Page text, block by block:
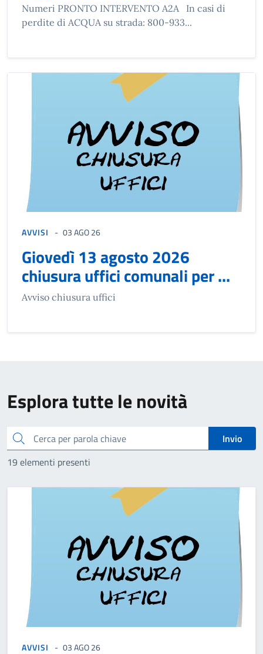
Numeri PRONTO INTERVENTO A2A In casi di
perdite di ACQUA su strada: 800-933...
AVVISI 03 AGO 26
Giovedì 13 agosto 2026
chiusura uffici comunali per ...
Avviso chiusura uffici
Esplora tutte le novità
cerca
Invio
19 elementi presenti
AVVISI 03 AGO 26